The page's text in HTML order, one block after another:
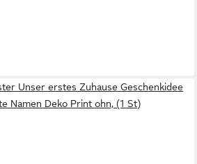
Unser erstes Zuhause Geschenkidee
Namen Deko Print ohn, (1 St)